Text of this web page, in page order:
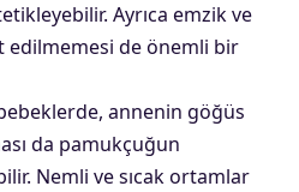
Ayrıca emzik ve
de önemli bir
annenin göğüs
da pamukçuğun
Nemli ve sıcak ortamlar